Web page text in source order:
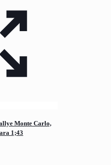
Monte Carlo,
1;43